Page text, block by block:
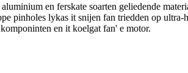
en ferskate soarten geliedende
pinholes lykas it snijen fan triedden op ultra-
en it koelgat fan' e motor.